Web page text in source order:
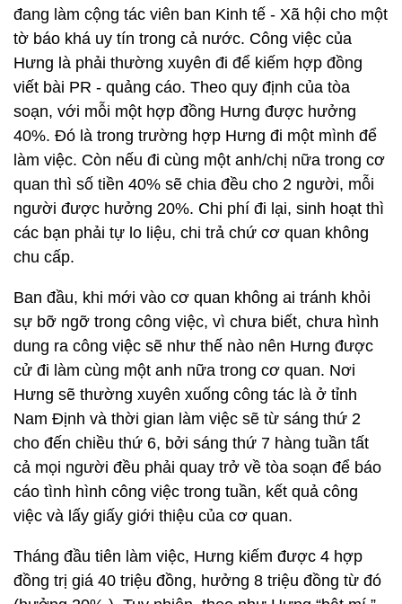
đang làm cộng tác viên ban Kinh tế - Xã hội cho một
tờ báo khá uy tín trong cả nước. Công việc của
Hưng là phải thường xuyên đi để kiếm hợp đồng
viết bài PR - quảng cáo. Theo quy định của tòa
soạn, với mỗi một hợp đồng Hưng được hưởng
40%. Đó là trong trường hợp Hưng đi một mình để
làm việc. Còn nếu đi cùng một anh/chị nữa trong cơ
quan thì số tiền 40% sẽ chia đều cho 2 người, mỗi
người được hưởng 20%. Chi phí đi lại, sinh hoạt thì
các bạn phải tự lo liệu, chi trả chứ cơ quan không
chu cấp.
Ban đầu, khi mới vào cơ quan không ai tránh khỏi
sự bỡ ngỡ trong công việc, vì chưa biết, chưa hình
dung ra công việc sẽ như thế nào nên Hưng được
cử đi làm cùng một anh nữa trong cơ quan. Nơi
Hưng sẽ thường xuyên xuống công tác là ở tỉnh
Nam Định và thời gian làm việc sẽ từ sáng thứ 2
cho đến chiều thứ 6, bởi sáng thứ 7 hàng tuần tất
cả mọi người đều phải quay trở về tòa soạn để báo
cáo tình hình công việc trong tuần, kết quả công
việc và lấy giấy giới thiệu của cơ quan.
Tháng đầu tiên làm việc, Hưng kiếm được 4 hợp
đồng trị giá 40 triệu đồng, hưởng 8 triệu đồng từ đó